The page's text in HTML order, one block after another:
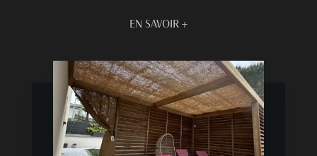
EN SAVOIR +